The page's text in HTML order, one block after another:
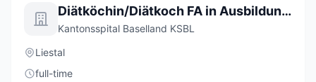
Diätköchin/Diätkoch FA in Ausbildung 2027 (a) 100%
Kantonsspital Baselland KSBL
Liestal
full-time